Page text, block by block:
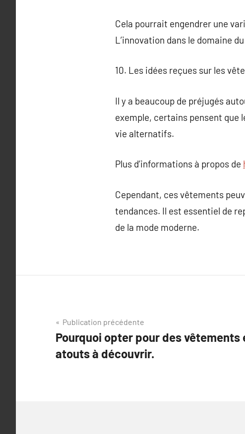
Cela pourrait engendrer une
L’innovation dans le domaine
10. Les idées reçues sur les
Il y a beaucoup de préjugés
exemple, certains pensent que
vie alternatifs.
Plus d’informations à propos de
Cependant, ces vêtements
tendances. Il est essentiel de
de la mode moderne.
Navigation
de
l’article
Publication précédente
Pourquoi opter pour des vêtements
atouts à découvrir.